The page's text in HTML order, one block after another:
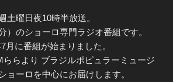
土曜日夜10時半放送。
）のショーロ専門ラジオ番組です。
月に番組が始まりました。
らより ブラジルポピュラーミュージ
ョーロを中心にお届けします。